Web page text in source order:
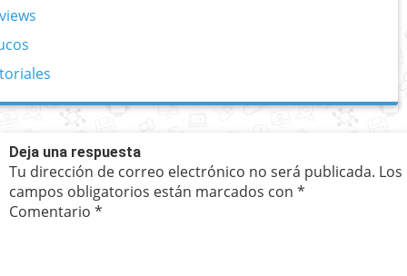
Deja una respuesta
Tu dirección de correo electrónico no será publicada. Los
campos obligatorios están marcados con *
Comentario *